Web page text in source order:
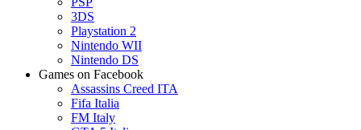
3DS
Playstation 2
Nintendo WII
Nintendo DS
Games on Facebook
Assassins Creed ITA
Fifa Italia
FM Italy